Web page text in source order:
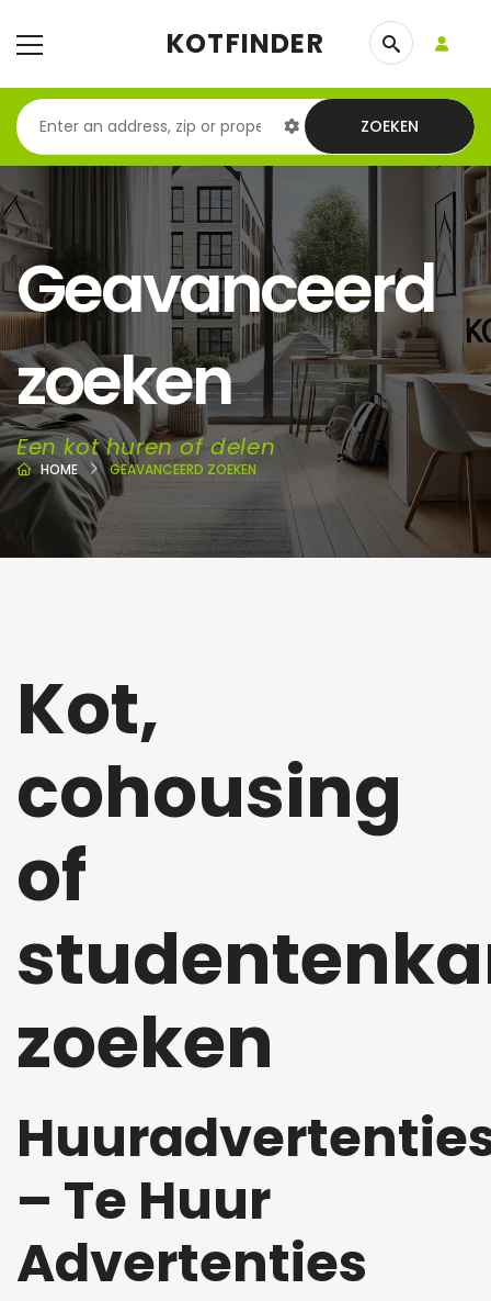
KOTFINDER
ZOEKEN
Geavanceerd
zoeken
Een kot huren of delen
HOME GEAVANCEERD ZOEKEN
Kot,
cohousing
of
zoeken
– Te Huur
Advertenties